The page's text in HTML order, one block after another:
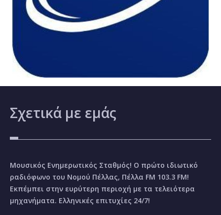
Σχετικά με εμάς
Μουσικός Ενημερωτικός Σταθμός! Ο πρώτο ιδιωτικό
ραδιόφωνο του Νομού Πέλλας, Πέλλα FM 103.3 FM!
Εκπέμπει στην ευρύτερη περιοχή με τα τελειότερα
μηχανήματα. Ελληνικές επιτυχίες 24/7!